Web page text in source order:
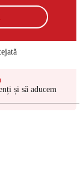
și să aducem